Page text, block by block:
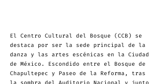
El Centro Cultural del Bosque (CCB) se
destaca por ser la sede principal de la
danza y las artes escénicas en la Ciudad
de México. Escondido entre el Bosque de
Chapultepec y Paseo de la Reforma, tras